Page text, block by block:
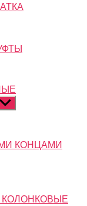
Показывать
КОНЦАМИ